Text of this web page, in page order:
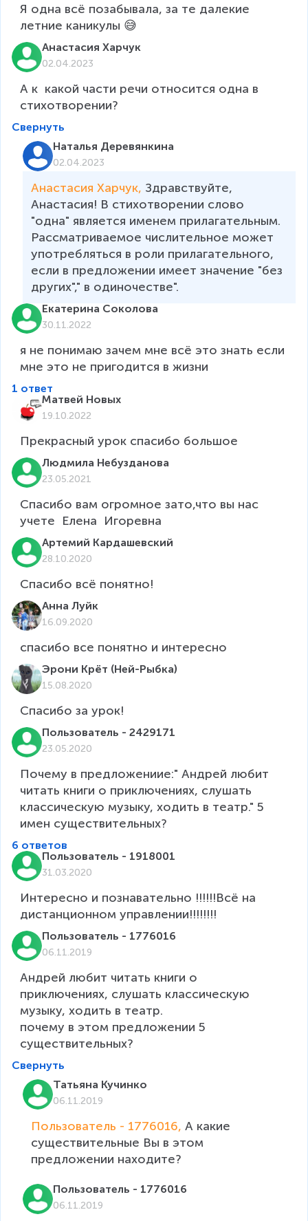
Я одна всё позабывала, за те далекие
летние каникулы 😅
Анастасия Харчук
02.04.2023
А к  какой части речи относится одна в
стихотворении?
Свернуть
Наталья Деревянкина
02.04.2023
Анастасия Харчук, Здравствуйте,
Анастасия! В стихотворении слово
"одна" является именем прилагательным.
Рассматриваемое числительное может
употребляться в роли прилагательного,
если в предложении имеет значение "без
Екатерина Соколова
30.11.2022
я не понимаю зачем мне всё это знать если
мне это не пригодится в жизни
1 ответ
Матвей Новых
19.10.2022
Прекрасный урок спасибо большое
Людмила Небузданова
23.05.2021
Спасибо вам огромное зато,что вы нас
учете  Елена  Игоревна
Артемий Кардашевский
28.10.2020
Спасибо всё понятно!
Анна Луйк
16.09.2020
спасибо все понятно и интересно
Эрони Крёт (Ней-Рыбка)
15.08.2020
Спасибо за урок!
Пользователь - 2429171
23.05.2020
Почему в предложениие:" Андрей любит
читать книги о приключениях, слушать
классическую музыку, ходить в театр." 5
имен существительных?
6 ответов
Пользователь - 1918001
31.03.2020
Интересно и познавательно !!!!!!Всё на
дистанционном управлении!!!!!!!!
Пользователь - 1776016
06.11.2019
Андрей любит читать книги о
приключениях, слушать классическую
музыку, ходить в театр.
почему в этом предложении 5
существительных?
Свернуть
Татьяна Кучинко
06.11.2019
Пользователь - 1776016, А какие
существительные Вы в этом
предложении находите?
Пользователь - 1776016
06.11.2019